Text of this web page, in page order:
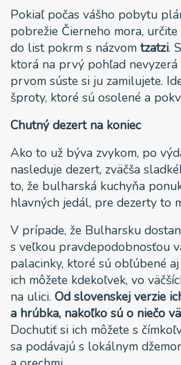
Pokiaľ počas vášho pobytu
pobrežie Čierneho mora,
do list pokrm s názvom tzatzi.
ktorá na prvý pohľad nevyzerá
prvom súste si ju zamilujete.
šproty, ktoré sú osolené a
Chutný dezert na koniec
Ako to už býva zvykom, po
nasleduje dezert, zväčša
to, že bulharská kuchyňa
hlavných jedál, pre dezerty to
V prípade, že Bulharsku
s veľkou pravdepodobnosťou
palacinky, ktoré sú obľúbené
ich môžete kdekoľvek, vo
na ulici. Od slovenskej verzie
a hrúbka, nakoľko sú o niečo
Dochutiť si ich môžete s
sa podávajú s lokálnym